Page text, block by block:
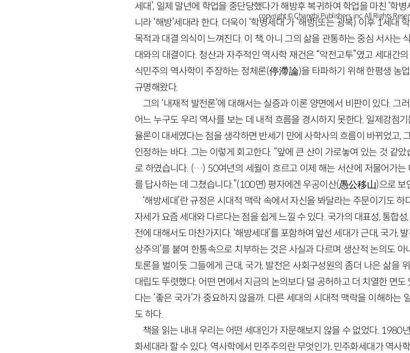
세대’, 일제 말년에 학업을 중단당했다가 해방후 복귀하여 학업을 마친 ‘학병
니라 ‘해방’세대라 한다. 더욱이 ‘학병세대’가 ‘해방(또는 광복) 이후 1세대
목적과 대결 의식이 느껴진다. 이 책, 아니 그의 삶을 관통하는 중심 서사는
대와의 대결이다. 청산과 자주적인 역사학 재건은 “악전고투”였고 세대간
식민주의 역사학이 주장하는 정체론(停滯論)을 타파하기 위해 한평생 농
규명해왔다.
그의 ‘내재적 발전론’에 대해서는 실증과 이론 양면에서 비판이 있다. 그
어느 누구도 우리 역사를 보는 데 내적 흐름을 경시하지 못한다. 일제강점
율론이 대세였다는 점을 생각하면 반세기 만에 사학사의 흐름이 바뀌었고,
인정하는 바다. 그는 이렇게 회고한다. “앞에 큰 산이 가로놓여 있는 것 같
로 하였습니다. (…) 50여년의 세월이 흐르고 이제 해는 서산에 저물어가는
를 답사하는 데 그쳤습니다.”(100면) 평자에겐 우공이산(愚公移山)으로 보
‘해방세대’란 규정은 시대적 맥락 속에서 자신을 봐달라는 주문이기도 하
자세가 요즘 세대와 다르다는 점을 쉽게 느낄 수 있다. 국가의 대표성, 통합
전에 대해서도 마찬가지다. ‘해방세대’를 포함하여 앞선 세대가 근대, 국가,
상주의’를 붙여 한통속으로 치부하는 것은 사실과 다르며 생산적 논의도
토론을 벌이듯 그들에게 근대, 국가, 발전은 사회구성원의 좀더 나은 삶을
대립도 뚜렷했다. 어떤 면에서 지금의 논의보다 덜 공허하고 더 치열한 면도
다는 ‘좋은 국가’가 중요하지 않을까. 다른 세대의 시대적 맥락을 이해하는
도 하다.
책을 읽는 내내 우리는 어떤 세대인가 자문해보지 않을 수 없었다. 1980
화세대라 할 수 있다. 역사학에서 민주주의란 무엇인가, 민주화세대가 역사
copyright © Changbi Publishers, inc. All Rights